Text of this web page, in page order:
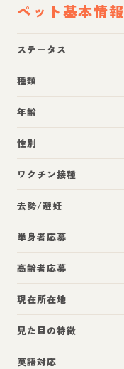
ペット基本情報
ステータス
種類
年齢
性別
ワクチン接種
去勢/避妊
単身者応募
高齢者応募
現在所在地
見た目の特徴
英語対応